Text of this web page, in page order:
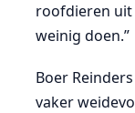
roofdieren uit
weinig doen.”
Boer
vaker